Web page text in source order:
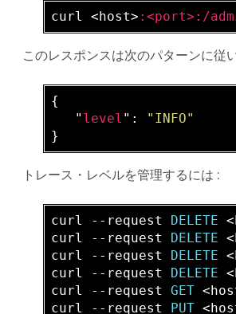
curl <host> :<port> :/
このレスポンスは次のパターンに従
{
   "
level ": "INFO"
トレース・レベルを管理するには :
curl --request DELETE
curl --request DELETE
curl --request DELETE
curl --request DELETE
curl --request GET
curl --request PUT